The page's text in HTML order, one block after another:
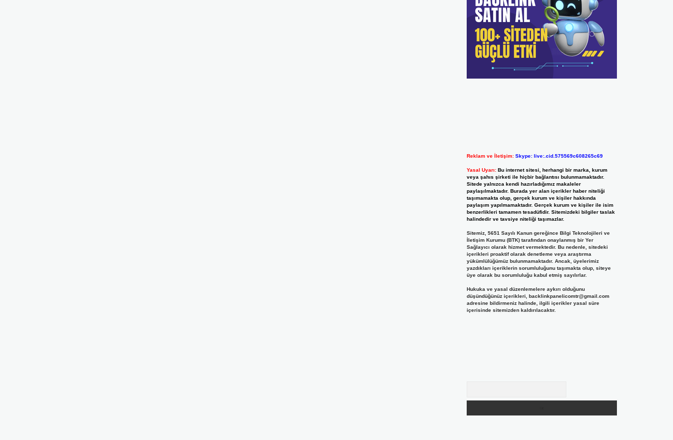
Reklam ve İletişim: Skype: live:.cid.575569c608265c69
Yasal Uyarı: Bu internet sitesi, herhangi bir marka, kurum
veya şahıs şirketi ile hiçbir bağlantısı bulunmamaktadır.
Sitede yalnızca kendi hazırladığımız makaleler
paylaşılmaktadır. Burada yer alan içerikler haber niteliği
taşımamakta olup, gerçek kurum ve kişiler hakkında
paylaşım yapılmamaktadır. Gerçek kurum ve kişiler ile isim
benzerlikleri tamamen tesadüfidir. Sitemizdeki bilgiler taslak
halindedir ve tavsiye niteliği taşımazlar.
Sitemiz, 5651 Sayılı Kanun gereğince Bilgi Teknolojileri ve
İletişim Kurumu (BTK) tarafından onaylanmış bir Yer
Sağlayıcı olarak hizmet vermektedir. Bu nedenle, sitedeki
içerikleri proaktif olarak denetleme veya araştırma
yükümlülüğümüz bulunmamaktadır. Ancak, üyelerimiz
yazdıkları içeriklerin sorumluluğunu taşımakta olup, siteye
üye olarak bu sorumluluğu kabul etmiş sayılırlar.
Hukuka ve yasal düzenlemelere aykırı olduğunu
düşündüğünüz içerikleri, backlinkpanelicomtr@gmail.com
adresine bildirmeniz halinde, ilgili içerikler yasal süre
içerisinde sitemizden kaldırılacaktır.